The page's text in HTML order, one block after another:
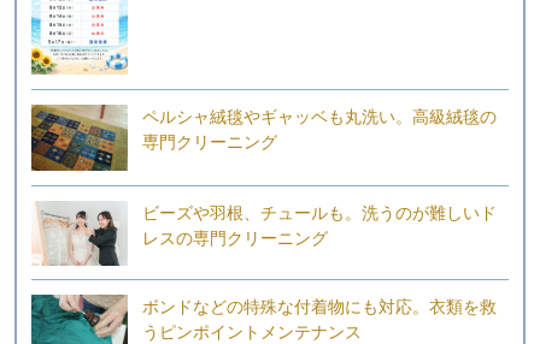
ペルシャ絨毯やギャッベも丸洗い。高級絨毯の
専門クリーニング
ビーズや羽根、チュールも。洗うのが難しいド
レスの専門クリーニング
ボンドなどの特殊な付着物にも対応。衣類を救
うピンポイントメンテナンス